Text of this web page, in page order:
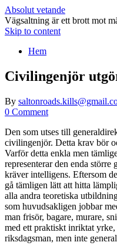
Absolut vetande
Vägsaltning är ett brott mot
Skip to content
Hem
Civilingenjör
By
0 Comment
Den som utses till
civilingenjör. Detta krav bör
Varför detta enkla men
representerar den enda
kräver intelligens. Eftersom
gå tämligen lätt att hitta
alla andra teoretiska
som huvudsakligen jobbar
man frisör, bagare, murare,
med ett praktiskt inriktat
riksdagsman, men inte